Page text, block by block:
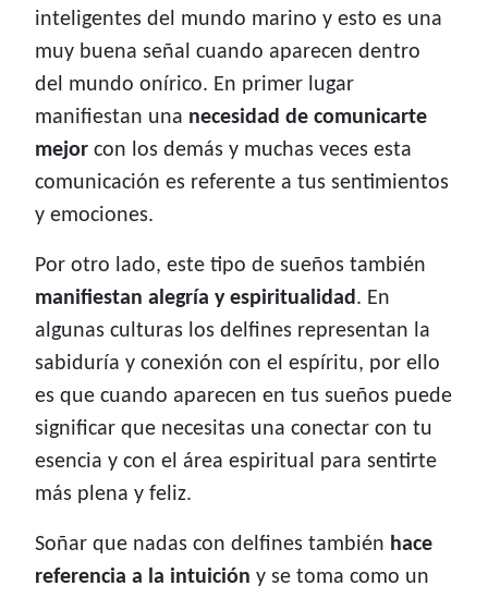
inteligentes del mundo marino y esto es una
muy buena señal cuando aparecen dentro
del mundo onírico. En primer lugar
manifiestan una necesidad de comunicarte
mejor con los demás y muchas veces esta
comunicación es referente a tus sentimientos
y emociones.
Por otro lado, este tipo de sueños también
manifiestan alegría y espiritualidad. En
algunas culturas los delfines representan la
sabiduría y conexión con el espíritu, por ello
es que cuando aparecen en tus sueños puede
significar que necesitas una conectar con tu
esencia y con el área espiritual para sentirte
más plena y feliz.
Soñar que nadas con delfines también hace
referencia a la intuición y se toma como un